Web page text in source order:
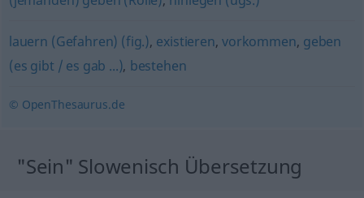
lauern (Gefahren) (fig.), existieren,vorkommen, geben
(es gibt / es gab ...), bestehen
© OpenThesaurus.de
"Sein" Slowenisch Übersetzung